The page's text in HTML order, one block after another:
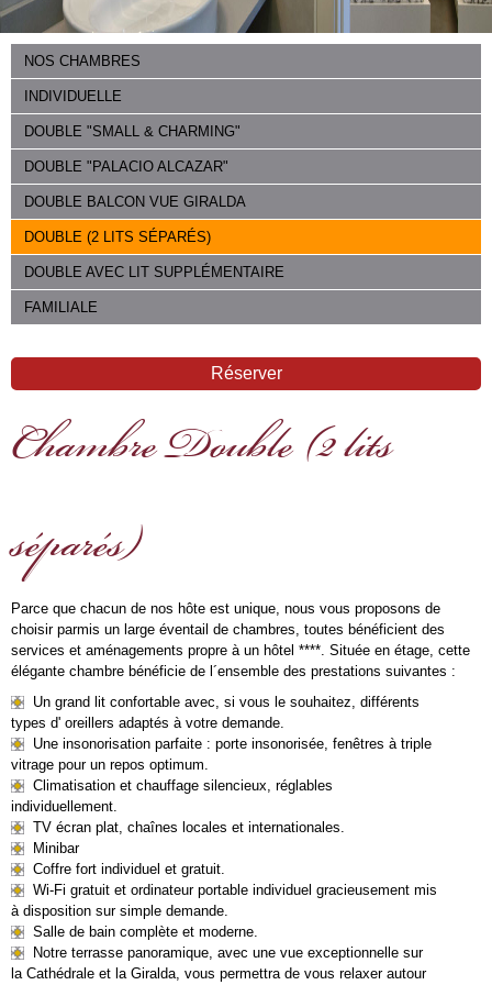
NOS CHAMBRES
INDIVIDUELLE
DOUBLE "SMALL & CHARMING"
DOUBLE "PALACIO ALCAZAR"
DOUBLE BALCON VUE GIRALDA
DOUBLE (2 LITS SÉPARÉS)
DOUBLE AVEC LIT SUPPLÉMENTAIRE
FAMILIALE
Réserver
Chambre Double (2 lits
séparés)
Parce que chacun de nos hôte est unique, nous vous proposons de
choisir parmis un large éventail de chambres, toutes bénéficient des
services et aménagements propre à un hôtel ****. Située en étage, cette
élégante chambre bénéficie de l´ensemble des prestations suivantes :
Un grand lit confortable avec, si vous le souhaitez, différents
types d' oreillers adaptés à votre demande.
Une insonorisation parfaite : porte insonorisée, fenêtres à triple
vitrage pour un repos optimum.
Climatisation et chauffage silencieux, réglables
individuellement.
TV écran plat, chaînes locales et internationales.
Minibar
Coffre fort individuel et gratuit.
Wi-Fi gratuit et ordinateur portable individuel gracieusement mis
à disposition sur simple demande.
Salle de bain complète et moderne.
Notre terrasse panoramique, avec une vue exceptionnelle sur
la Cathédrale et la Giralda, vous permettra de vous relaxer autour